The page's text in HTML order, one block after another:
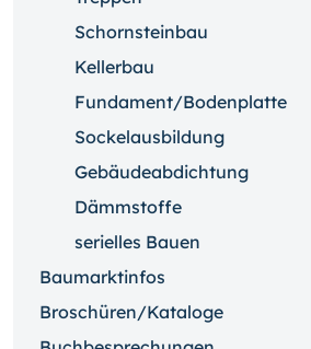
Schornsteinbau
Kellerbau
Fundament/Bodenplatte
Sockelausbildung
Gebäudeabdichtung
Dämmstoffe
serielles Bauen
Baumarktinfos
Broschüren/Kataloge